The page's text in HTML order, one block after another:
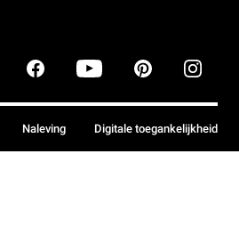
Naleving Digitale toegankelijkheid